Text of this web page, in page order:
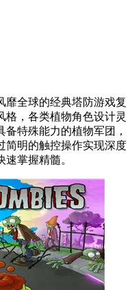
靡全球的经典塔防游戏复
格，各类植物角色设计灵
特殊能力的植物军团，
简明的触控操作实现深度
掌握精髓。